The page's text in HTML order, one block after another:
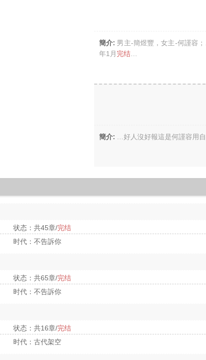
簡介: 男主-簡煜豐，女主-何謹容
年1月 完结
簡介: …好人沒好報這是何謹容用
状态：共45章/完结
时代：不告訴你
状态：共65章/完结
时代：不告訴你
状态：共16章/完结
时代：古代架空